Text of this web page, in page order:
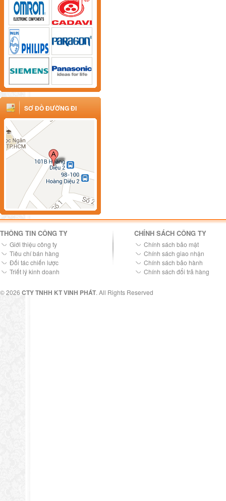
SƠ ĐỒ ĐƯỜNG ĐI
THÔNG TIN CÔNG TY
Giới thiệu công ty
Tiêu chí bán hàng
Đối tác chiến lược
Triết lý kinh doanh
CHÍNH SÁCH CÔNG TY
Chính sách bảo mật
Chính sách giao nhận
Chính sách bảo hành
Chính sách đổi trả hàng
© 2026 CTY TNHH KT VINH PHÁT. All Rights Reserved